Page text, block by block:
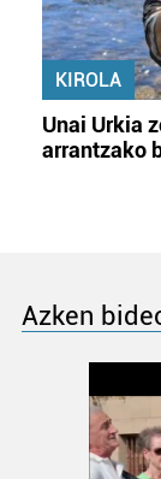
KIROLA
Unai Urkia
arrantzako
Azken